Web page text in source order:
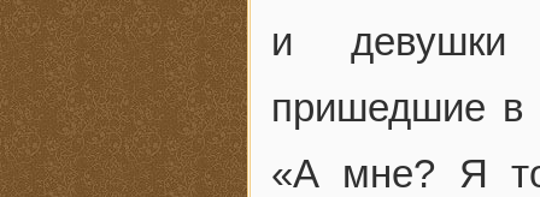
и девушки
пришедшие в
«А мне? Я